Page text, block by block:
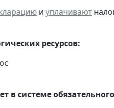
и уплачивают
ресурсов:
системе